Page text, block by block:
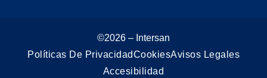
©2026 – Intersan
Políticas De PrivacidadCookiesAvisos Legales
Accesibilidad